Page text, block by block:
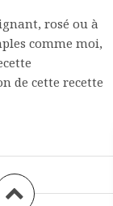
rosé ou à
comme moi,
de cette recette